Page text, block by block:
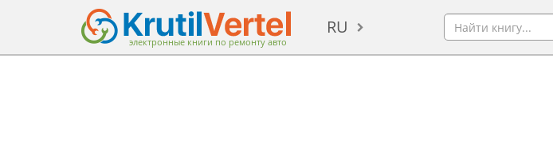
электронные книги по ремонту авто
RU